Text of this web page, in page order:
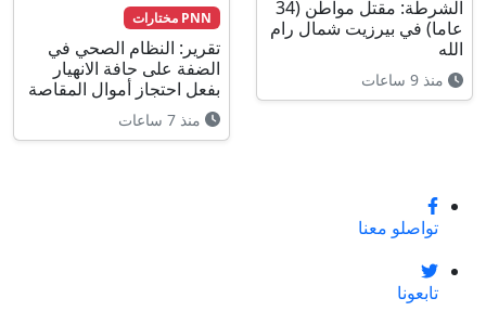
الشرطة: مقتل مواطن (34
عاما) في بيرزيت شمال رام
الله
منذ 9 ساعات
PNN مختارات
تقرير: النظام الصحي في
الضفة على حافة الانهيار
بفعل احتجاز أموال المقاصة
منذ 7 ساعات
تواصلو معنا
تابعونا